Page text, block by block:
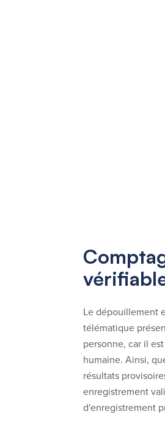
Le dépouillement
télématique
personne, car il
humaine. Ainsi,
résultats
enregistrement
d'enregistrement